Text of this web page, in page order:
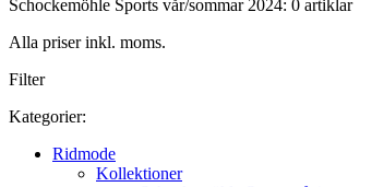
Schockemöhle Sports vår/sommar 2024: 0 artiklar
Alla priser inkl. moms.
Filter
Kategorier:
Ridmode
Kollektioner